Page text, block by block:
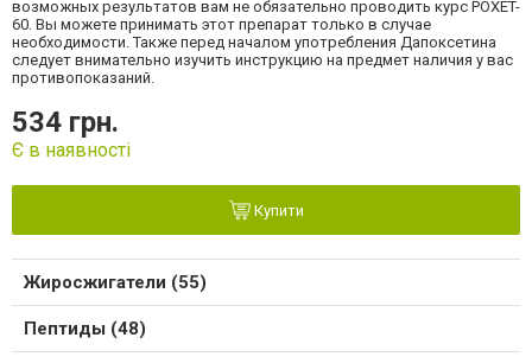
возможных результатов вам не обязательно проводить курс POXET-
60. Вы можете принимать этот препарат только в случае
необходимости. Также перед началом употребления Дапоксетина
следует внимательно изучить инструкцию на предмет наличия у вас
противопоказаний.
534 грн.
Є в наявності
Купити
Жиросжигатели (55)
Пептиды (48)